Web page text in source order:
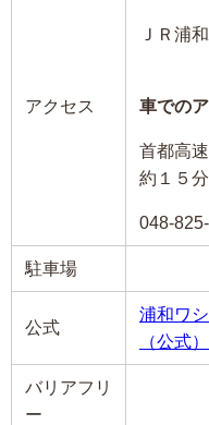
アクセス
ＪＲ浦
車での
首都高
約１５分
048-
駐車場
公式
浦和ワ
（公式
バリアフリ
ー